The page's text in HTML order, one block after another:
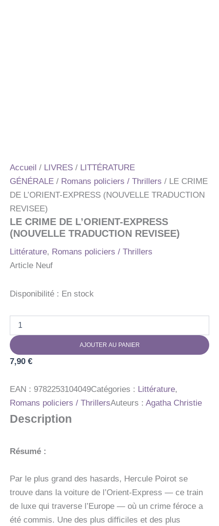
Accueil / LIVRES / LITTÉRATURE
GÉNÉRALE / Romans policiers / Thrillers / LE CRIME
DE L’ORIENT-EXPRESS (NOUVELLE TRADUCTION
REVISEE)
LE CRIME DE L’ORIENT-EXPRESS
(NOUVELLE TRADUCTION REVISEE)
Littérature, Romans policiers / Thrillers
Article Neuf
Disponibilité : En stock
LE
CRIME
DE
(NOUVELLE
TRADUCTION
REVISEE)
AJOUTER AU PANIER
7,90 €
EAN : 9782253104049Catégories : Littérature,
Romans policiers / ThrillersAuteurs : Agatha Christie
Description
Résumé :
Par le plus grand des hasards, Hercule Poirot se
trouve dans la voiture de l’Orient-Express — ce train
de luxe qui traverse l’Europe — où un crime féroce a
été commis. Une des plus difficiles et des plus